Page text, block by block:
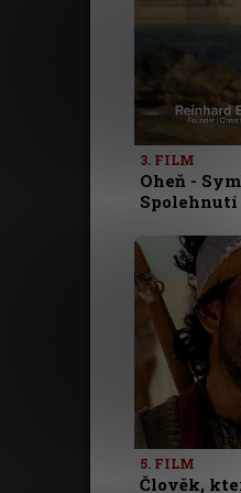
3. FILM
Oheň -
Spolehnutí
5. FILM
Člověk,